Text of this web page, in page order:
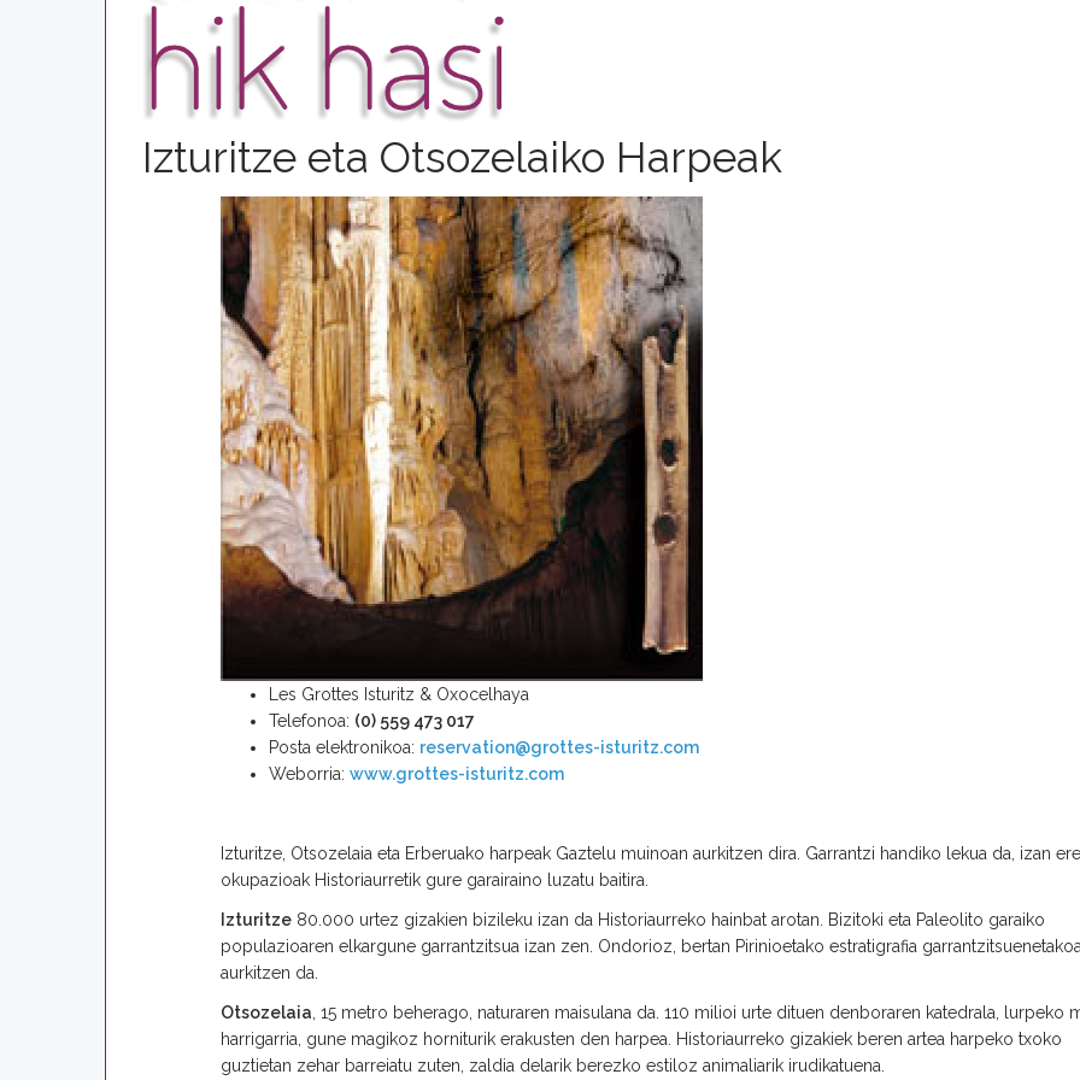
Izturitze eta Otsozelaiko Harpeak
Les Grottes Isturitz & Oxocelhaya
Telefonoa: (0) 559 473 017
Posta elektronikoa: reservation@grottes-isturitz.com
Weborria: www.grottes-isturitz.com
Izturitze, Otsozelaia eta Erberuako harpeak Gaztelu ­muinoan aurkitzen dira. Garrantzi handiko lekua da, izan ere,
okupazioak Historiaurretik gure garairaino luzatu baitira.
Izturitze 80.000 urtez gizakien bizileku izan da Historiaurreko hainbat arotan. Bizitoki eta Paleolito garaiko
populazioaren elkargune garrantzitsua izan zen. Ondorioz, bertan Pirinioetako estratigrafia garrantzitsuenetakoa
aurkitzen da.
Otsozelaia , 15 metro beherago, naturaren maisulana da. 110 milioi urte dituen denboraren katedrala, lurpeko
harrigarria, gune magikoz horniturik erakusten den harpea. Historiaurreko gizakiek beren artea harpeko txoko
guztietan zehar barreiatu zuten, zaldia delarik berezko estiloz animaliarik irudikatuena.